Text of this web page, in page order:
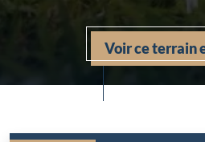
Voir ce terrain